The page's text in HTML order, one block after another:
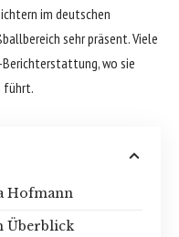
im deutschen
sehr präsent. Viele
Berichterstattung, wo sie
führt.
Hofmann
Überblick